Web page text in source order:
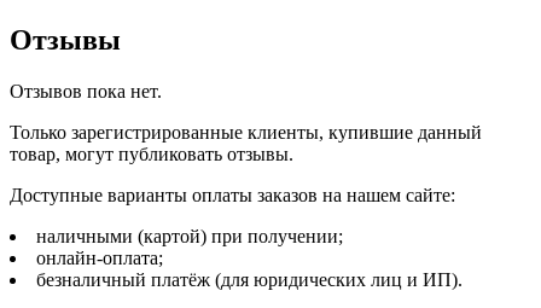
Отзывы
Отзывов пока нет.
Только зарегистрированные клиенты, купившие данный
товар, могут публиковать отзывы.
Доступные варианты оплаты заказов на нашем сайте:
наличными (картой) при получении;
онлайн-оплата;
безналичный платёж (для юридических лиц и ИП).